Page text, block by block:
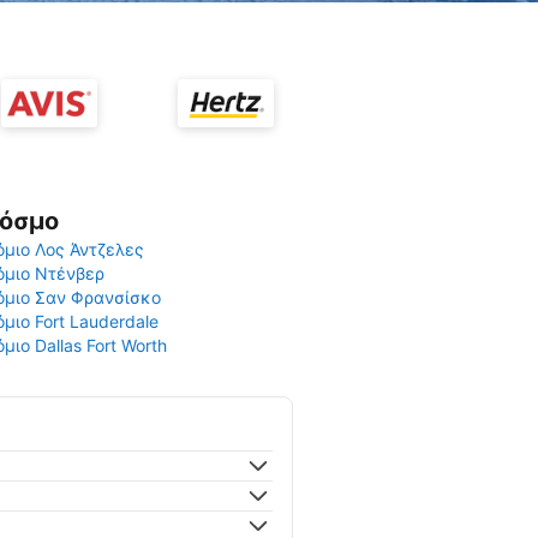
Λος Άντζελες
Ντένβερ
Σαν Φρανσίσκο
Fort Lauderdale
Dallas Fort Worth